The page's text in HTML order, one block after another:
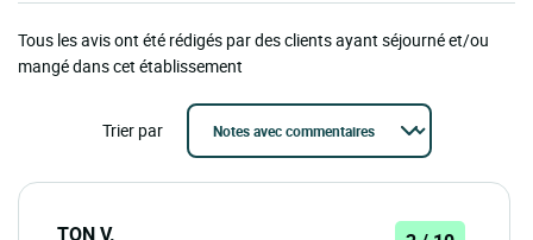
Tous les avis ont été rédigés par des clients ayant séjourné et/ou
mangé dans cet établissement
Trier par
TON V.